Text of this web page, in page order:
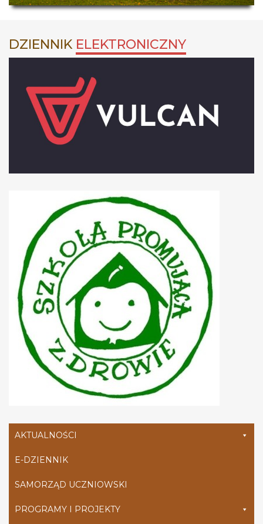
DZIENNIK ELEKTRONICZNY
AKTUALNOŚCI
E-DZIENNIK
SAMORZĄD UCZNIOWSKI
PROGRAMY I PROJEKTY